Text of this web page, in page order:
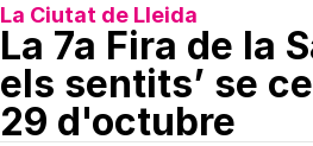
La Ciutat de Lleida
La 7a Fira de la
els sentits’ se
29 d'octubre